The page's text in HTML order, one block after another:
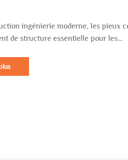
ingénierie moderne, les pieux
de structure essentielle pour les
efficacité de traitement et leur
le déroulement et la sécurité